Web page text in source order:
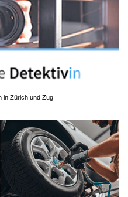
in Zürich und Zug